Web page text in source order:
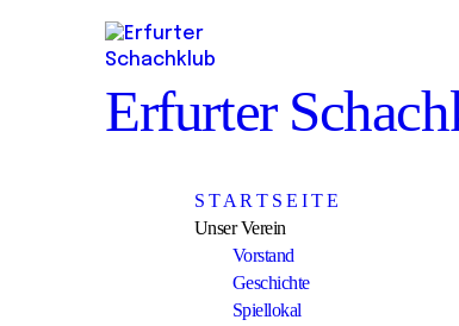
Erfurter
S T A R T S E I T E
Unser Verein
Vorstand
Geschichte
Spiellokal